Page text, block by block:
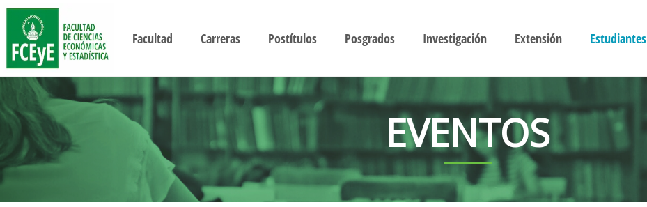
Facultad Carreras Postítulos Posgrados Investigación Extensión Estudiantes
EVENTOS